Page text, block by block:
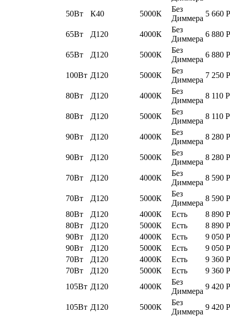
50Вт К40 5000К
Без
Диммера
5 660 Р
65Вт Д120 4000К
Без
Диммера
6 880 Р
65Вт Д120 5000К
Без
Диммера
6 880 Р
100Вт Д120 5000К
Без
Диммера
7 250 Р
80Вт Д120 4000К
Без
Диммера
8 110 Р
80Вт Д120 5000К
Без
Диммера
8 110 Р
90Вт Д120 4000К
Без
Диммера
8 280 Р
90Вт Д120 5000К
Без
Диммера
8 280 Р
70Вт Д120 4000К
Без
Диммера
8 590 Р
70Вт Д120 5000К
Без
Диммера
8 590 Р
80Вт
Д120 4000К Есть 8 890 Р
80Вт
Д120 5000К Есть 8 890 Р
90Вт
Д120 4000К Есть 9 050 Р
90Вт
Д120 5000К Есть 9 050 Р
70Вт
Д120 4000К Есть 9 360 Р
70Вт
Д120 5000К Есть 9 360 Р
105Вт Д120 4000К
Без
Диммера
9 420 Р
105Вт Д120 5000К
Без
Диммера
9 420 Р